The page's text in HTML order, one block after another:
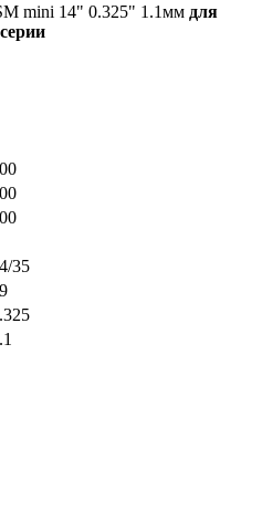
mini 14" 0.325" 1.1мм для
35